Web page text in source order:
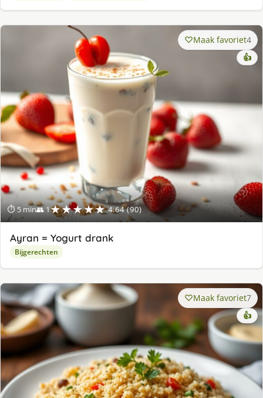
⏱ 5 min👥 1★★★★★ 4.64 (90)
Maak favoriet4
👍
Ayran = Yogurt drank
Bijgerechten
Maak favoriet7
👍